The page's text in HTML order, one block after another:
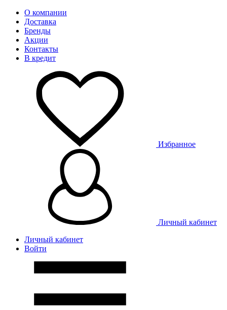
О компании
Доставка
Бренды
Акции
Контакты
В кредит
Избранное
Личный кабинет
Личный кабинет
Войти